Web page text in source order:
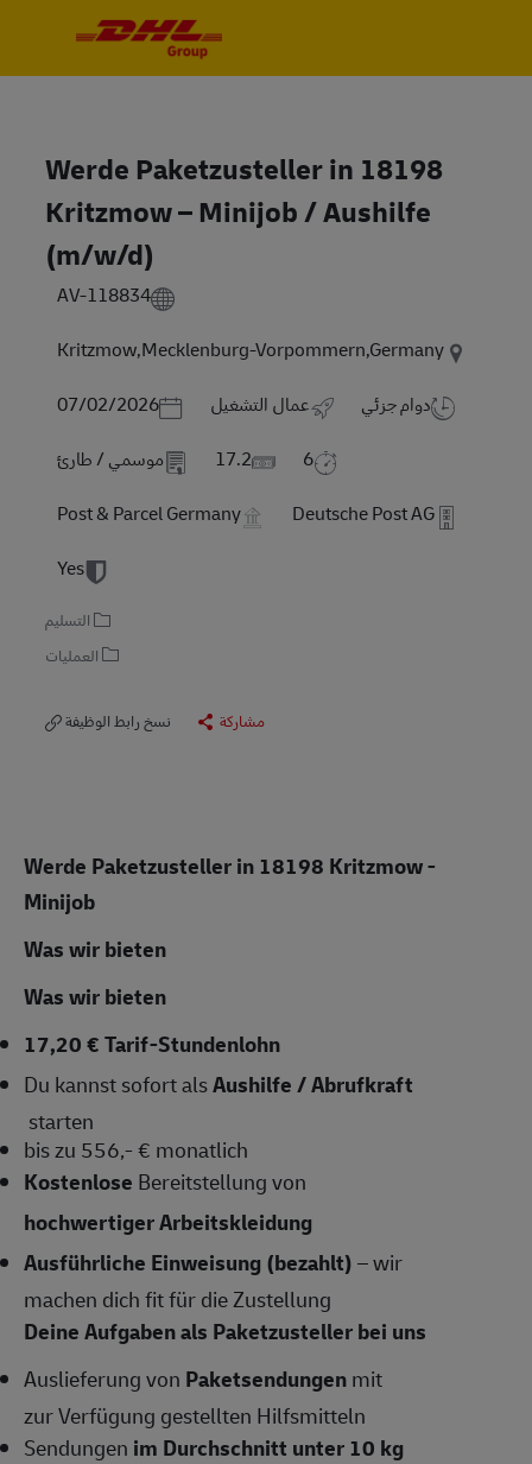
Werde Paketzusteller in 18198
Kritzmow – Minijob / Aushilfe
(m/w/d)
AV-118834
Kritzmow,Mecklenburg-Vorpommern,Germany
Posted Date
07/02/2026 عمال التشغيل دوام جزئي
موسمي / طارئ 17.2 6
Post & Parcel Germany Deutsche Post AG
Yes
التسليم
العمليات
نسخ رابط الوظيفة مشاركة
Werde Paketzusteller in 18198 Kritzmow -
Minijob
Was wir bieten
Was wir bieten
17,20 € Tarif-Stundenlohn
Du kannst sofort alsAushilfe / Abrufkraft
starten
bis zu 556,- € monatlich
Kostenlose Bereitstellung von
hochwertiger Arbeitskleidung
Ausführliche Einweisung (bezahlt)– wir
machen dich fit für die Zustellung
Deine Aufgaben als Paketzusteller bei uns
Auslieferung von Paketsendungenmit
zur Verfügung gestellten Hilfsmitteln
Sendungen im Durchschnitt unter 10 kg